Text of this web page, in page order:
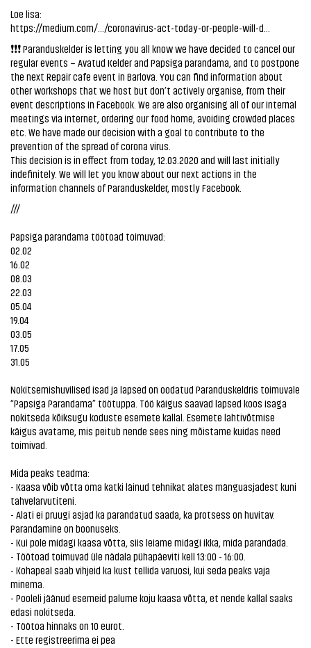
Loe lisa:
https://medium.com/…/coronavirus-act-today-or-people-will-d…
❗❗❗ Paranduskelder is letting you all know we have decided to cancel our
regular events – Avatud Kelder and Papsiga parandama, and to postpone
the next Repair cafe event in Barlova. You can find information about
other workshops that we host but don’t actively organise, from their
event descriptions in Facebook. We are also organising all of our internal
meetings via internet, ordering our food home, avoiding crowded places
etc. We have made our decision with a goal to contribute to the
prevention of the spread of corona virus.
This decision is in effect from today, 12.03.2020 and will last initially
indefinitely. We will let you know about our next actions in the
information channels of Paranduskelder, mostly Facebook.
///
Papsiga parandama töötoad toimuvad:
02.02
16.02
08.03
22.03
05.04
19.04
03.05
17.05
31.05
Nokitsemishuvilised isad ja lapsed on oodatud Paranduskeldris toimuvale
“Papsiga Parandama” töötuppa. Töö käigus saavad lapsed koos isaga
nokitseda kõiksugu koduste esemete kallal. Esemete lahtivõtmise
käigus avatame, mis peitub nende sees ning mõistame kuidas need
toimivad.
Mida peaks teadma:
- Kaasa võib võtta oma katki läinud tehnikat alates mänguasjadest kuni
tahvelarvutiteni.
- Alati ei pruugi asjad ka parandatud saada, ka protsess on huvitav.
Parandamine on boonuseks.
- Kui pole midagi kaasa võtta, siis leiame midagi ikka, mida parandada.
- Töötoad toimuvad üle nädala pühapäeviti kell 13:00 - 16:00.
- Kohapeal saab vihjeid ka kust tellida varuosi, kui seda peaks vaja
minema.
- Pooleli jäänud esemeid palume koju kaasa võtta, et nende kallal saaks
edasi nokitseda.
- Töötoa hinnaks on 10 eurot.
- Ette registreerima ei pea